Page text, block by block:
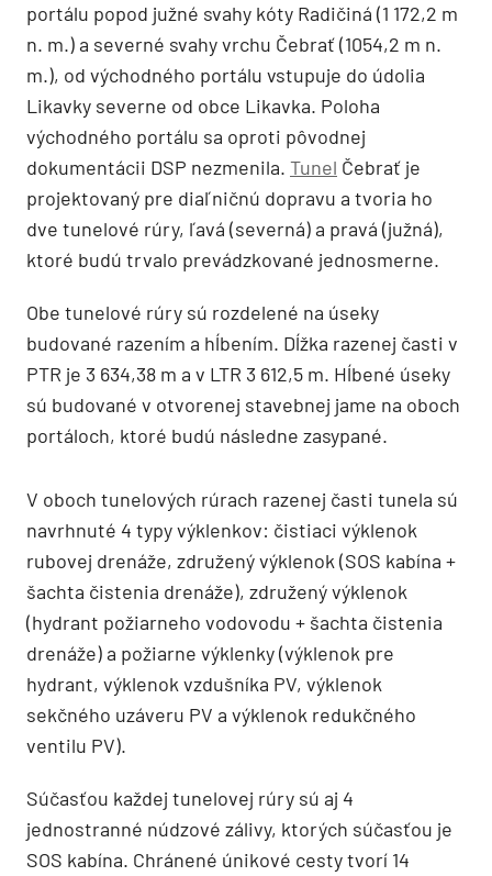
portálu popod južné svahy kóty Radičiná (1 172,2 m
n. m.) a severné svahy vrchu Čebrať (1054,2 m n.
m.), od východného portálu vstupuje do údolia
Likavky severne od obce Likavka. Poloha
východného portálu sa oproti pôvodnej
dokumentácii DSP nezmenila. Tunel Čebrať je
projektovaný pre diaľničnú dopravu a tvoria ho
dve tunelové rúry, ľavá (severná) a pravá (južná),
ktoré budú trvalo prevádzkované jednosmerne.
Obe tunelové rúry sú rozdelené na úseky
budované razením a hĺbením. Dĺžka razenej časti v
PTR je 3 634,38 m a v LTR 3 612,5 m. Hĺbené úseky
sú budované v otvorenej stavebnej jame na oboch
portáloch, ktoré budú následne zasypané.
V oboch tunelových rúrach razenej časti tunela sú
navrhnuté 4 typy výklenkov: čistiaci výklenok
rubovej drenáže, združený výklenok (SOS kabína +
šachta čistenia drenáže), združený výklenok
(hydrant požiarneho vodovodu + šachta čistenia
drenáže) a požiarne výklenky (výklenok pre
hydrant, výklenok vzdušníka PV, výklenok
sekčného uzáveru PV a výklenok redukčného
ventilu PV).
Súčasťou každej tunelovej rúry sú aj 4
jednostranné núdzové zálivy, ktorých súčasťou je
SOS kabína. Chránené únikové cesty tvorí 14